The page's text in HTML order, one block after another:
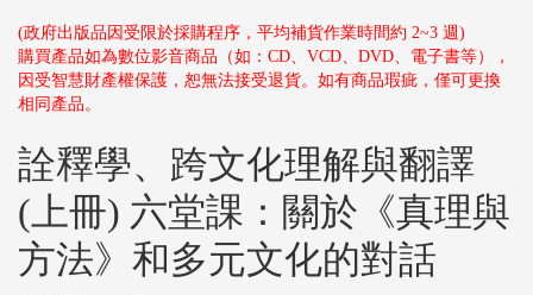
(政府出版品因受限於採購程序，平均補貨作業時間約 2~3 週)
購買產品如為數位影音商品（如：CD、VCD、DVD、電子書等），
因受智慧財產權保護，恕無法接受退貨。如有商品瑕疵，僅可更換
相同產品。
詮釋學、跨文化理解與翻譯
(上冊) 六堂課：關於《真理與
方法》和多元文化的對話